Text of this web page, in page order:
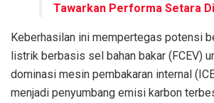
Tawarkan Performa Setara
Keberhasilan ini mempertegas potensi
listrik berbasis sel bahan bakar (FCEV)
dominasi mesin pembakaran internal
menjadi penyumbang emisi karbon